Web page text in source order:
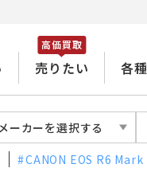
売りたい
高価買取
各
メーカーを選択する
CANON EOS R6 Mark